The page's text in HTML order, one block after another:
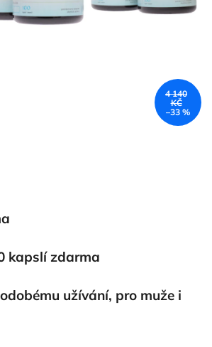
kapslí zdarma
užívání, pro muže i
4 140
KČ
–33 %